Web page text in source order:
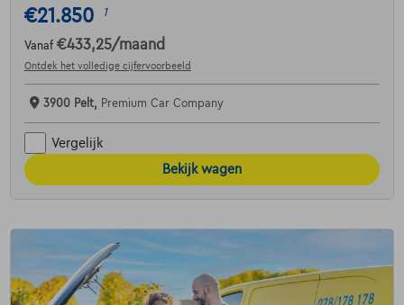
€21.850 1
Vanaf €433,25/maand
Ontdek het volledige cijfervoorbeeld
3900 Pelt, Premium Car Company
Vergelijk
Bekijk wagen